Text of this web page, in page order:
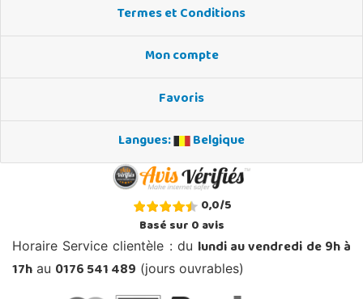
Termes et Conditions
Mon compte
Favoris
Langues:
Belgique
0,0/5
Basé sur0avis
Horaire Service clientèle : du lundi au vendredi de 9h à
17h au 0176 541 489 (jours ouvrables)